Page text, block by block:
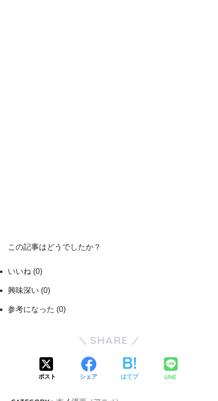
この記事はどうでしたか？
いいね (0)
興味深い (0)
参考になった (0)
SHARE
ポスト シェア はてブ LINE